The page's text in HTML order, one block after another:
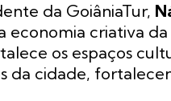
da GoiâniaTur,
economia criativa
os espaços
da cidade,